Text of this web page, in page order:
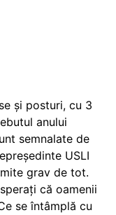
și posturi, cu 3
anului
semnalate de
USLI
grav de tot.
că oamenii
se întâmplă cu